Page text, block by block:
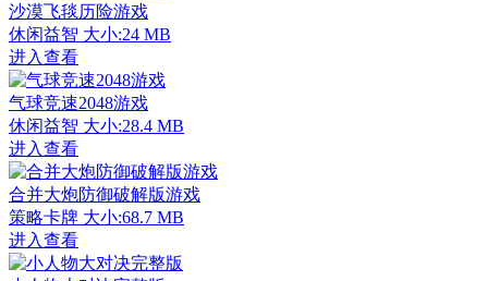
沙漠飞毯历险游戏
休闲益智 大小:24 MB
进入查看
气球竞速2048游戏
休闲益智 大小:28.4 MB
进入查看
合并大炮防御破解版游戏
策略卡牌 大小:68.7 MB
进入查看